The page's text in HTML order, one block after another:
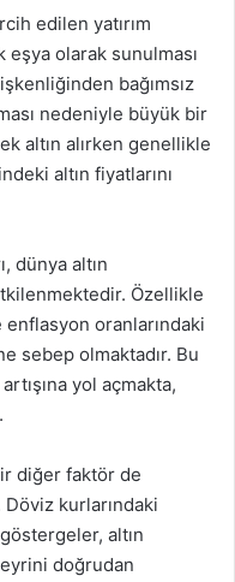
edilen yatırım
olarak sunulması
bağımsız
nedeniyle büyük bir
altın alırken genellikle
altın fiyatlarını
dünya altın
Özellikle
oranlarındaki
sebep olmaktadır. Bu
yol açmakta,
diğer faktör de
kurlarındaki
altın
doğrudan